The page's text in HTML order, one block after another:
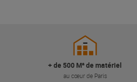
+ de 500 M² de matériel
au cœur de Paris